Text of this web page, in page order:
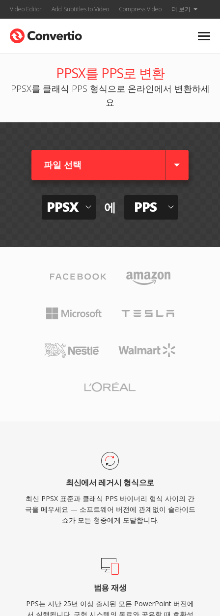
Video Editor Add Subtitles to Video Compress Video 더 보기
PPSX를 PPS로 변환
PPSX를 클래식 PPS 형식으로 온라인에서 변환하세
요
파일 선택
PPSX 에 PPS
최신에서 레거시 형식으로
최신 PPSX 표준과 클래식 PPS 바이너리 형식 사이의 간
극을 메우세요 — 소프트웨어 버전에 관계없이 슬라이드
쇼가 모든 청중에게 도달합니다.
범용 재생
PPS는 지난 25년 이상 출시된 모든 PowerPoint 버전에